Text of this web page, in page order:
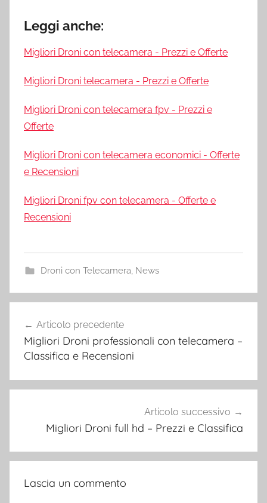
Leggi anche:
Migliori Droni con telecamera - Prezzi e Offerte
Migliori Droni telecamera - Prezzi e Offerte
Migliori Droni con telecamera fpv - Prezzi e
Offerte
Migliori Droni con telecamera economici - Offerte
e Recensioni
Migliori Droni fpv con telecamera - Offerte e
Recensioni
Droni con Telecamera, News
articoli
Articolo precedente
Migliori Droni professionali con telecamera –
Classifica e Recensioni
Articolo successivo
Migliori Droni full hd – Prezzi e Classifica
Lascia un commento